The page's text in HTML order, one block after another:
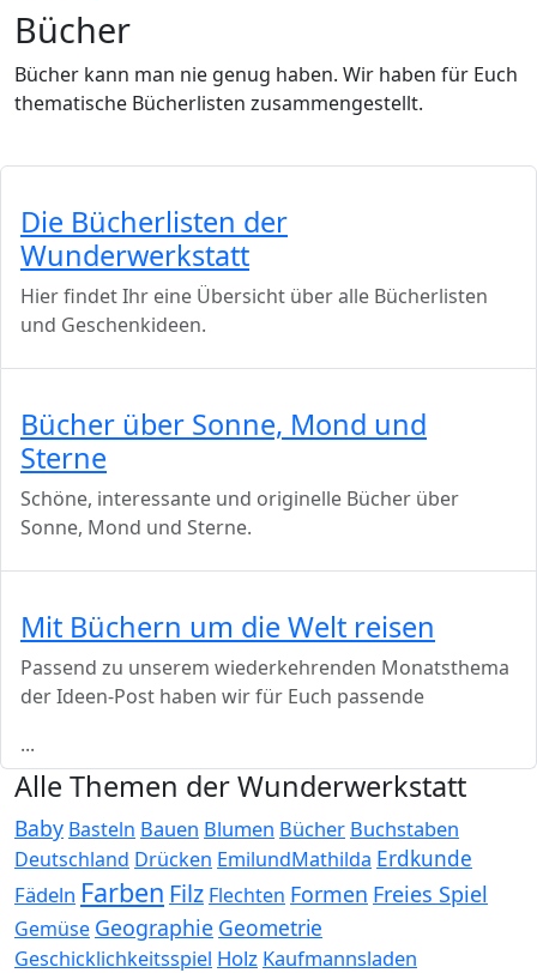
Bücher
Bücher kann man nie genug haben. Wir haben für Euch
thematische Bücherlisten zusammengestellt.
Die Bücherlisten der
Wunderwerkstatt
Hier findet Ihr eine Übersicht über alle Bücherlisten
und Geschenkideen.
Bücher über Sonne, Mond und
Sterne
Schöne, interessante und originelle Bücher über
Sonne, Mond und Sterne.
Mit Büchern um die Welt reisen
Passend zu unserem wiederkehrenden Monatsthema
der Ideen-Post haben wir für Euch passende
...
Alle Themen der Wunderwerkstatt
Baby Basteln Bauen Blumen Bücher Buchstaben
Deutschland Drücken EmilundMathilda Erdkunde
Fädeln Farben Filz Flechten Formen Freies Spiel
Gemüse Geographie Geometrie
Geschicklichkeitsspiel Holz Kaufmannsladen